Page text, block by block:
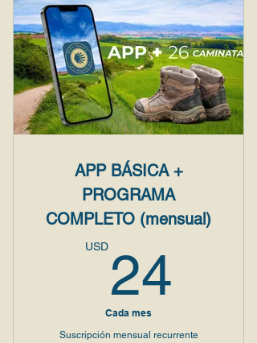
APP BÁSICA +
PROGRAMA
COMPLETO (mensual)
USD 24
Cada mes
Suscripción mensual recurrente